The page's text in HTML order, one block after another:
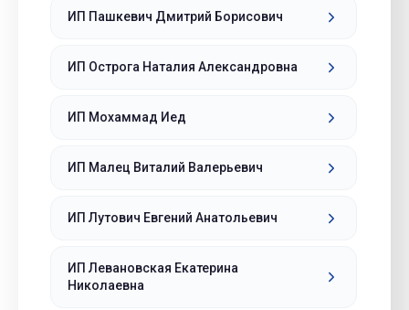
ИП Пашкевич Дмитрий Борисович
ИП Острога Наталия Александровна
ИП Мохаммад Иед
ИП Малец Виталий Валерьевич
ИП Лутович Евгений Анатольевич
ИП Левановская Екатерина
Николаевна